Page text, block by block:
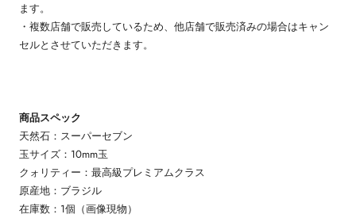
ます。
・複数店舗で販売しているため、他店舗で販売済みの場合はキャン
セルとさせていただきます。
商品スペック
天然石：スーパーセブン
玉サイズ：10mm玉
クォリティー：最高級プレミアムクラス
原産地：ブラジル
在庫数：1個（画像現物）